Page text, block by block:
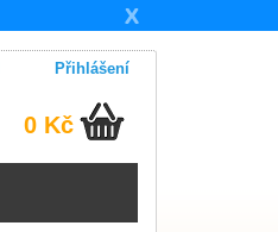
X
Přihlášení
0 Kč